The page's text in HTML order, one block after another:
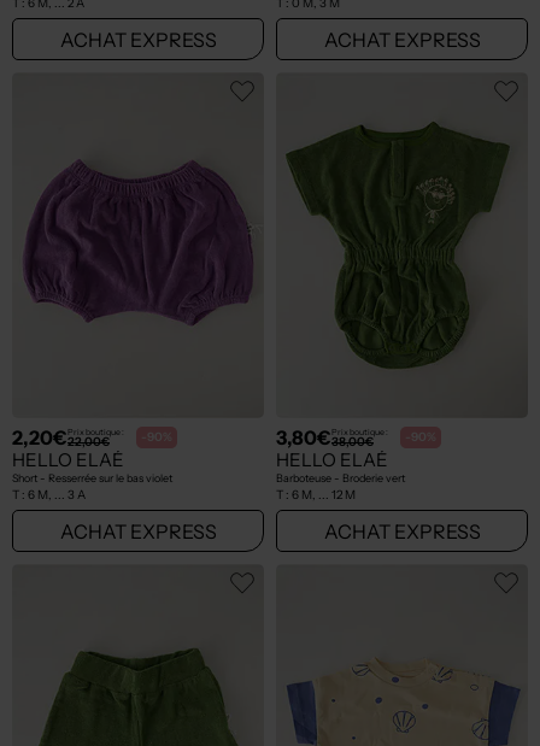
T : 6 M, ... 2 A
ACHAT EXPRESS
T : 0 M, 3 M
ACHAT EXPRESS
2,20€Prix boutique :
22,00€ -90%
HELLO ELAÉ
Short - Resserrée sur le bas violet
T : 6 M, ... 3 A
ACHAT EXPRESS
3,80€Prix boutique :
38,00€ -90%
HELLO ELAÉ
Barboteuse - Broderie vert
T : 6 M, ... 12 M
ACHAT EXPRESS